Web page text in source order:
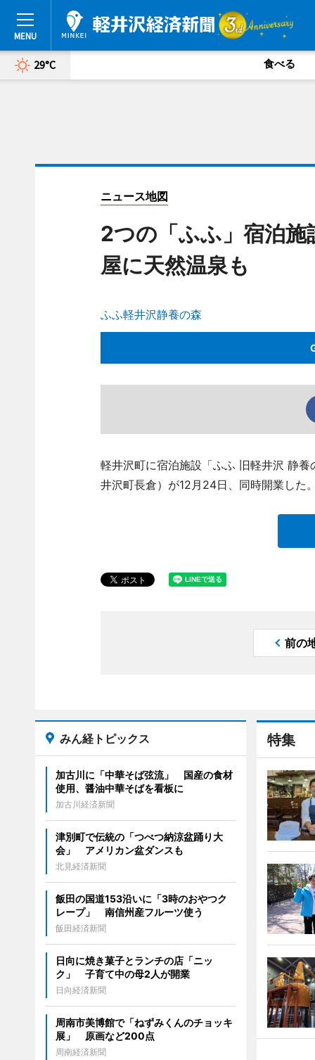
29°C 食べる
ニュース地図
2つの「ふふ」宿泊
屋に天然温泉も
ふふ軽井沢静養の森
軽井沢町に宿泊施設「ふふ 旧軽井沢 静
井沢町長倉）が12月24日、同時開業した
前の
特集
みん経トピックス
加古川に「中華そば弦流」 国産の食材
使用、醤油中華そばを看板に
加古川経済新聞
津別町で伝統の「つべつ納涼盆踊り大
会」 アメリカン盆ダンスも
北見経済新聞
飯田の国道153沿いに「3時のおやつク
レープ」 南信州産フルーツ使う
飯田経済新聞
日向に焼き菓子とランチの店「ニッ
ク」 子育て中の母2人が開業
日向経済新聞
周南市美博館で「ねずみくんのチョッキ
展」 原画など200点
周南経済新聞